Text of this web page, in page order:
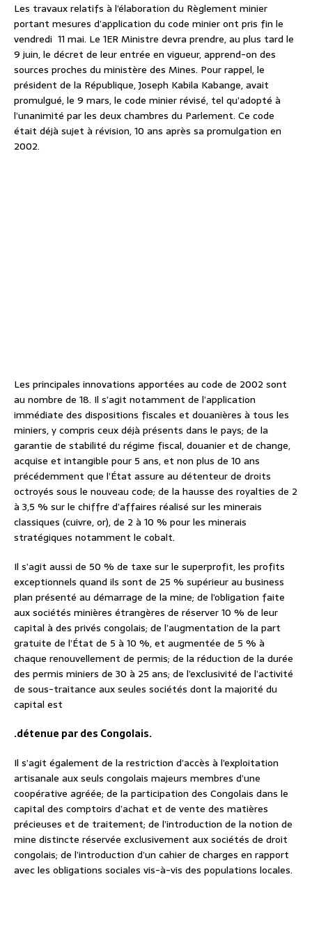
Les travaux relatifs à l’élaboration du Règlement minier
portant mesures d’application du code minier ont pris fin le
vendredi 11 mai. Le 1ER Ministre devra prendre, au plus tard le
9 juin, le décret de leur entrée en vigueur, apprend-on des
sources proches du ministère des Mines. Pour rappel, le
président de la République, Joseph Kabila Kabange, avait
promulgué, le 9 mars, le code minier révisé, tel qu’adopté à
l’unanimité par les deux chambres du Parlement. Ce code
était déjà sujet à révision, 10 ans après sa promulgation en
2002.
Les principales innovations apportées au code de 2002 sont
au nombre de 18. Il s’agit notamment de l’application
immédiate des dispositions fiscales et douanières à tous les
miniers, y compris ceux déjà présents dans le pays; de la
garantie de stabilité du régime fiscal, douanier et de change,
acquise et intangible pour 5 ans, et non plus de 10 ans
précédemment que l’État assure au détenteur de droits
octroyés sous le nouveau code; de la hausse des royalties de 2
à 3,5 % sur le chiffre d’affaires réalisé sur les minerais
classiques (cuivre, or), de 2 à 10 % pour les minerais
stratégiques notamment le cobalt.
Il s’agit aussi de 50 % de taxe sur le superprofit, les profits
exceptionnels quand ils sont de 25 % supérieur au business
plan présenté au démarrage de la mine; de l’obligation faite
aux sociétés minières étrangères de réserver 10 % de leur
capital à des privés congolais; de l’augmentation de la part
gratuite de l’État de 5 à 10 %, et augmentée de 5 % à
chaque renouvellement de permis; de la réduction de la durée
des permis miniers de 30 à 25 ans; de l’exclusivité de l’activité
de sous-traitance aux seules sociétés dont la majorité du
capital est
.détenue par des Congolais.
Il s’agit également de la restriction d’accès à l’exploitation
artisanale aux seuls congolais majeurs membres d’une
coopérative agréée; de la participation des Congolais dans le
capital des comptoirs d’achat et de vente des matières
précieuses et de traitement; de l’introduction de la notion de
mine distincte réservée exclusivement aux sociétés de droit
congolais; de l’introduction d’un cahier de charges en rapport
avec les obligations sociales vis-à-vis des populations locales.